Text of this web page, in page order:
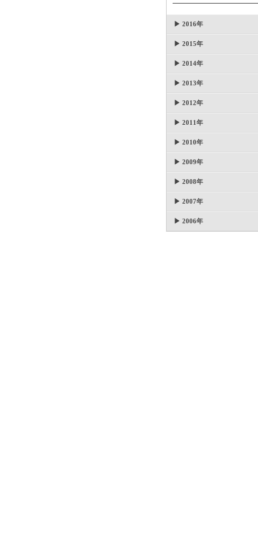
▶ 2016年
▶ 2015年
▶ 2014年
▶ 2013年
▶ 2012年
▶ 2011年
▶ 2010年
▶ 2009年
▶ 2008年
▶ 2007年
▶ 2006年